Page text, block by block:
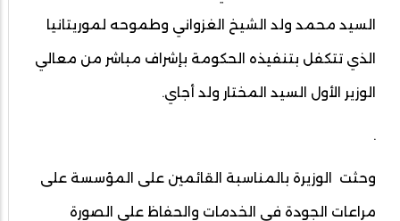
السيد محمد ولد الشيخ الغزواني وطموحه لموريتانيا
الذي تتكفل بتنفيذه الحكومة بإشراف مباشر من معالي
الوزير الأول السيد المختار ولد أجاي.
.
وحثت الوزيرة بالمناسبة القائمين على المؤسسة على
مراعات الجودة في الخدمات والحفاظ على الصورة